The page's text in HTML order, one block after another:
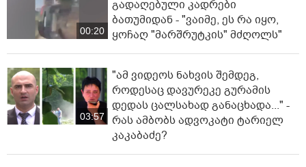
00:20
გადაღებული კადრები
ბათუმიდან - "ვაიმე, ეს რა იყო,
ყოჩაღ "მარშრუტკის" მძღოლს"
03:57
"ამ ვიდეოს ნახვის შემდეგ,
როდესაც დავურეკე გურამის
დედას ცალსახად განაცხადა..." -
რას ამბობს ადვოკატი ტარიელ
კაკაბაძე?